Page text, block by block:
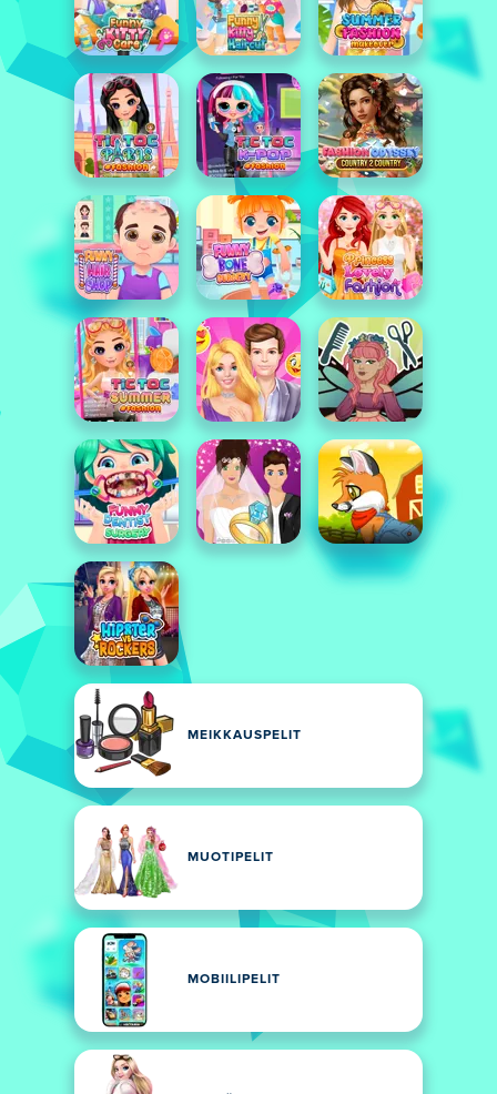
MEIKKAUSPELIT
MUOTIPELIT
MOBIILIPELIT